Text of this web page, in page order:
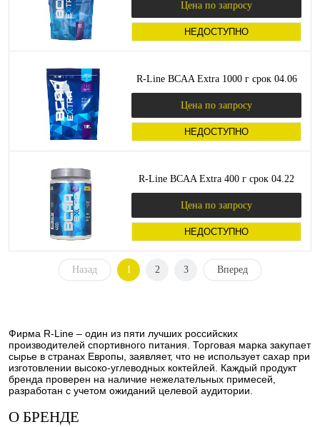
Цена по запросу
НЕДОСТУПНО
R-Line BCAA Extra 1000 г срок 04.06
Цена по запросу
НЕДОСТУПНО
R-Line BCAA Extra 400 г срок 04.22
Цена по запросу
НЕДОСТУПНО
Назад 1 2 3 Вперед
Фирма R-Line – один из пяти лучших российских
производителей спортивного питания. Торговая марка закупает
сырье в странах Европы, заявляет, что не использует сахар при
изготовлении высоко-углеводных коктейлей. Каждый продукт
бренда проверен на наличие нежелательных примесей,
разработан с учетом ожиданий целевой аудитории.
О БРЕНДЕ